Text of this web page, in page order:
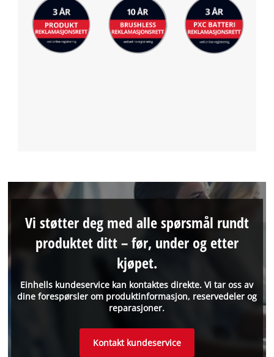
Einhells kundeservice kan kontaktes direkte. Vi tar oss av
dine forespørsler om produktinformasjon, reservedeler og
reparasjoner.
Vi støtter deg med alle spørsmål rundt
produktet ditt – før, under og etter
kjøpet.
Kontakt kundeservice